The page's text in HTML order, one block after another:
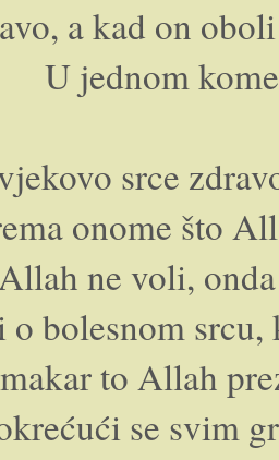
a kad on
U jednom
srce
onome što
ne voli,
o bolesnom
to Allah
se svim